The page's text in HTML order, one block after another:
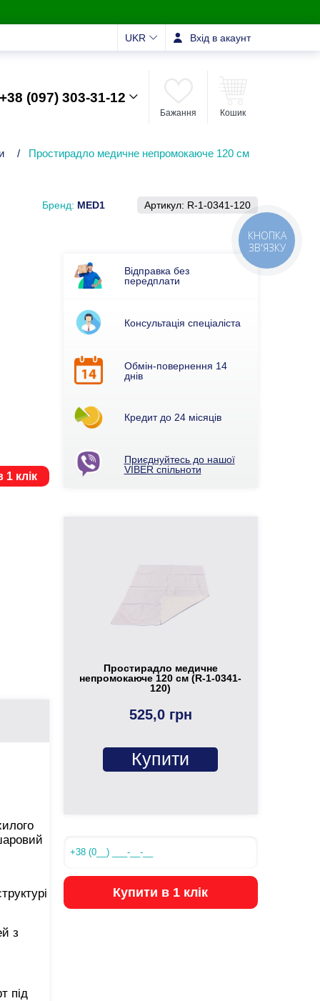
UKR Вхід в акаунт
+38 (097) 303-31-12
Бажання Кошик
/ Простирадло медичне непромокаюче 120 см
Бренд: MED1 Артикул: R-1-0341-120
клік
з
під
Відправка без
передплати
Консультація спеціаліста
Обмін-повернення 14
днів
Кредит до 24 місяців
Приєднуйтесь до нашої
VIBER спільноти
Простирадло медичне
непромокаюче 120 см (R-1-0341-
120)
525,0 грн
Купити
Купити в 1 клік
КНОПКА
ЗВ'ЯЗКУ